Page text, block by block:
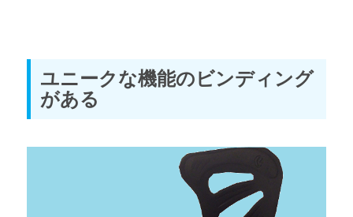
第2章 身に着ける道具の基礎知識
スノーボード防寒対策の基礎知識
スノーボードゴーグルの基礎知識
スノーボードプロテクターの基礎知識
ユニークな機能のビンディング
がある